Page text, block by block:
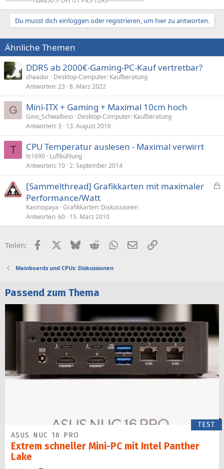
Du musst dich einloggen oder registrieren, um hier zu antworten.
Ähnliche Themen
DDR5 ab 2000€-Gaming-PC-Kauf vertretbar?
shaadar Desktop-Computer: Kaufberatung
Antworten 23 8. März 2022
G Mini-ITX + Gaming + Maximal 10cm hoch
Gino_Schwalbino Desktop-Computer: Kaufberatung
Antworten 3 13. August 2016
T CPU Temperatur auslesen - Maximal verwirrt
ts1690 Luftkühlung
Antworten 10 2. September 2014
e
[Sammelthread] Grafikkarten mit maximaler
Performance/Watt
Kasmopaya Grafikkarten: Diskussionen
Antworten 60 15. März 2010
Teilen: FacebookX (Twitter)
BlueskyRedditWhatsApp
E-MailLink
Mainboards und CPUs: Diskussionen
Passend zum Thema
TEST
ASUS NUC 16 PRO
Extrem schneller Mini-PC mit Intel Panther
Lake